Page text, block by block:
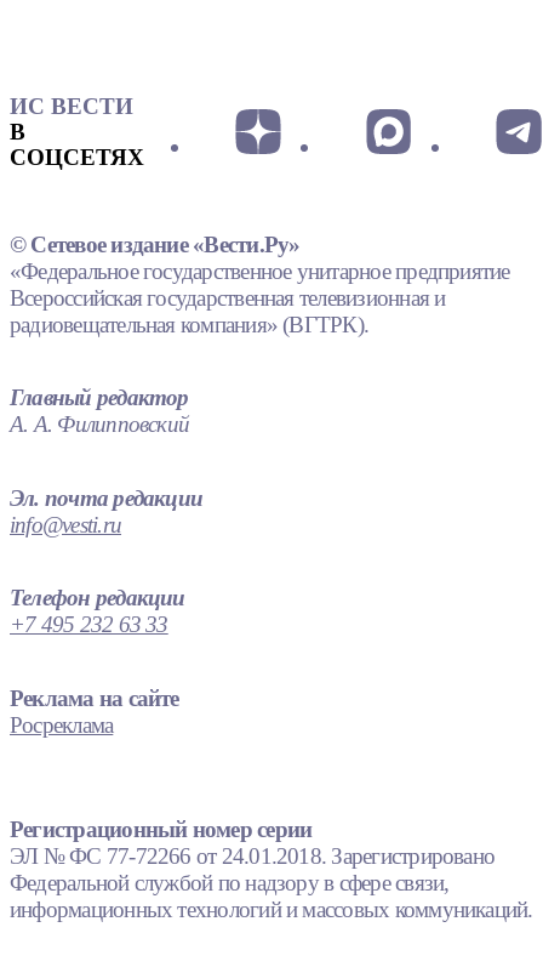
ИС ВЕСТИ
В
СОЦСЕТЯХ
© Сетевое издание «Вести.Ру»
«Федеральное государственное унитарное предприятие
Всероссийская государственная телевизионная и
радиовещательная компания» (ВГТРК).
Главный редактор
А. А. Филипповский
Эл. почта редакции
info@vesti.ru
Телефон редакции
+7 495 232 63 33
Реклама на сайте
Росреклама
Регистрационный номер серии
ЭЛ № ФС 77-72266 от 24.01.2018. Зарегистрировано
Федеральной службой по надзору в сфере связи,
информационных технологий и массовых коммуникаций.